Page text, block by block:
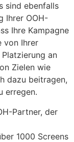
sind ebenfalls
Ihrer OOH-
Ihre Kampagne
von Ihrer
an
Zielen wie
dazu beitragen,
erregen.
Partner, der
1000 Screens